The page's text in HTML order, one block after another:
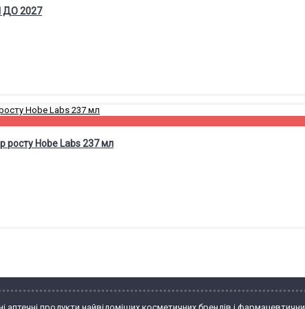
ДО 2027
росту Hobe Labs 237 мл